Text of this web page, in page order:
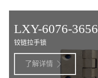
LXY-6076-3656
铰链拉手锁
了解详情 